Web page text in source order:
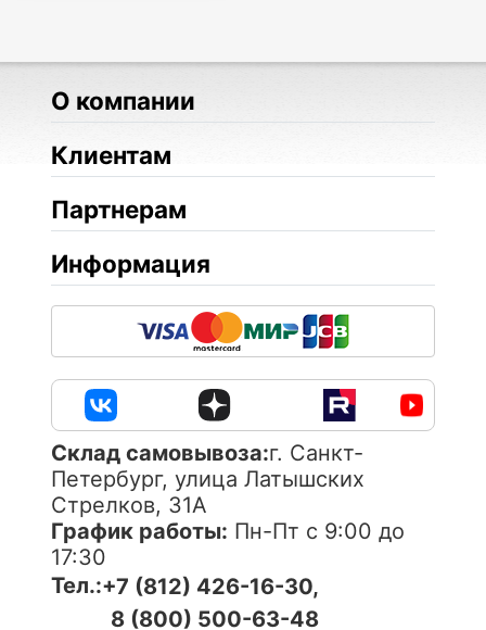
О компании
Клиентам
Партнерам
Информация
Cклад самовывоза:г. Санкт-
Петербург, улица Латышских
Стрелков, 31А
График работы: Пн-Пт с 9:00 до
17:30
Тел.:+7 (812) 426-16-30,
8 (800) 500-63-48